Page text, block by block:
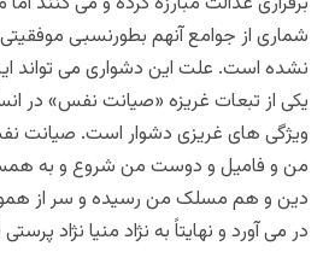
شماری از جوامع آنهم بطورنسبی
نشده است. علت این دشواری می تواند
یکی از تبعات غریزه «صیانت نفس» در
ویژگی های غریزی دشوار است. صیانت
من و فامیل و دوست من شروع و به
دین و هم‏ مسلک من رسیده و سر از
در مى ‏آورد و نهایتاً به نژاد منیا نژاد